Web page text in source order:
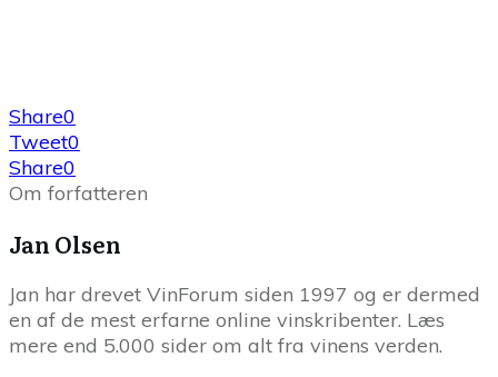
Share0
Tweet0
Share0
Om forfatteren
Jan Olsen
Jan har drevet VinForum siden 1997 og er dermed
en af de mest erfarne online vinskribenter. Læs
mere end 5.000 sider om alt fra vinens verden.